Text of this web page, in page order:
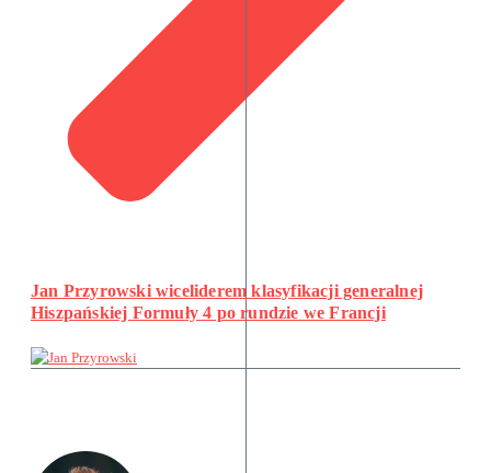
Jan Przyrowski wiceliderem klasyfikacji generalnej
Hiszpańskiej Formuły 4 po rundzie we Francji